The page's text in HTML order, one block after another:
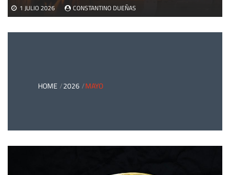
1 JULIO 2026 CONSTANTINO DUEÑAS
HOME 2026 MAYO